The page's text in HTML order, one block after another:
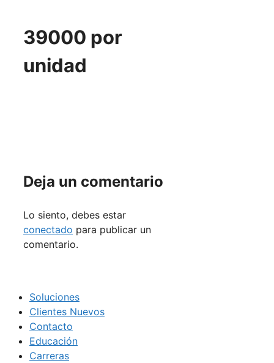
39000 por
unidad
Deja un comentario
Lo siento, debes estar
conectado para publicar un
comentario.
Soluciones
Clientes Nuevos
Contacto
Educación
Carreras